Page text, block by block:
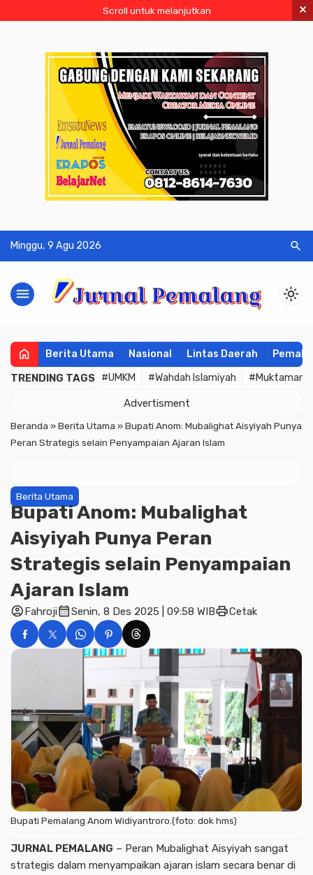
Scroll untuk melanjutkan ×
Minggu, 9 Agu 2026 search
menu light_mode
home Berita Utama Nasional Lintas Daerah
TRENDING TAGS #UMKM #Wahdah Islamiyah #Muktamar
Advertisment
Beranda »Berita Utama »Bupati Anom: Mubalighat Aisyiyah Punya
Peran Strategis selain Penyampaian Ajaran Islam
Berita Utama
Bupati Anom: Mubalighat
Aisyiyah Punya Peran
Strategis selain Penyampaian
Ajaran Islam
account_circleFahrojicalendar_monthSenin, 8 Des 2025 | 09:58 WIBprintCetak
Bupati Pemalang Anom Widiyantroro.(foto: dok hms)
JURNAL PEMALANG – Peran Mubalighat Aisyiyah sangat
strategis dalam menyampaikan ajaran islam secara benar di